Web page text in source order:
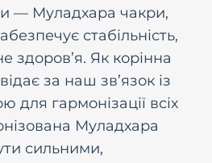
— Муладхара чакри,
стабільність,
здоров’я. Як корінна
за наш зв’язок із
для гармонізації всіх
Муладхара
сильними,